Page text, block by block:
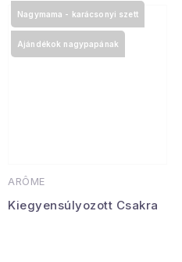
ARÔME
Kiegyensúlyozott Csakra
Nagymama - karácsonyi szett
Ajándékok nagypapának